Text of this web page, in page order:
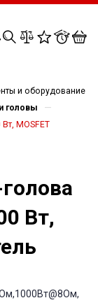
0 0 0 0
и оборудование
головы —
MOSFET
Вт,